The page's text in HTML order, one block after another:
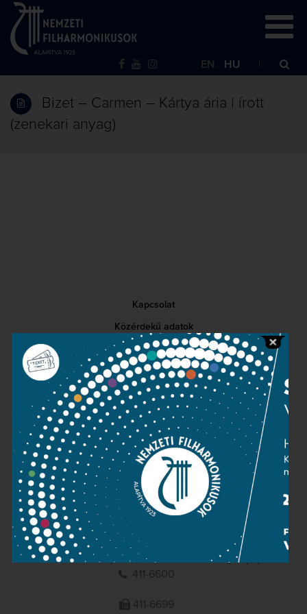
EN HU
Bizet – Carmen – Kártya ária | írott
(zenekari anyag)
Kapcsolat
Közérdekű adatok
Sajtószoba
Adatvédelem
Impresszum
NEMZETI
FILHARMONIKUSOK
1095 Budapest, Komor Marcell u. 1. (Müpa)
411-6600
411-6699